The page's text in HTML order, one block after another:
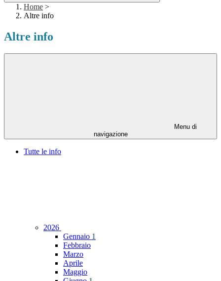
Home >
Altre info
Altre info
Menu di
navigazione
Tutte le info
2026
Gennaio 1
Febbraio
Marzo
Aprile
Maggio